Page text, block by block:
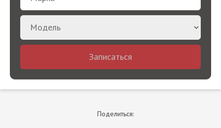
Записаться
Поделиться: